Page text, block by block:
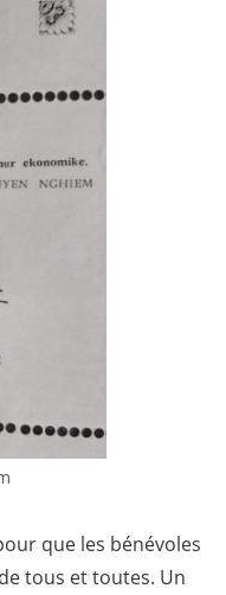
que les bénévoles
tous et toutes. Un